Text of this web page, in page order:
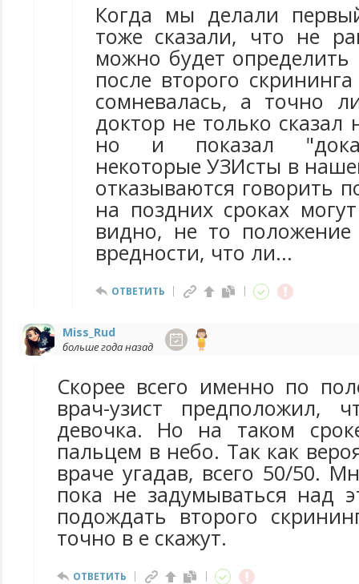
Когда мы делали
тоже сказали, что не
можно будет
после второго
сомневалась, а точно
доктор не только
но и показал
некоторые УЗИсты в
отказываются говорить
на поздних сроках
видно, не то
вредности, что ли...
ОТВЕТИТЬ
Miss_Rud
больше года назад
Скорее всего именно по
врач-узист предположил,
девочка. Но на таком
пальцем в небо. Так как
враче угадав, всего 50/50.
пока не задумываться над
подождать второго
точно в е скажут.
ОТВЕТИТЬ